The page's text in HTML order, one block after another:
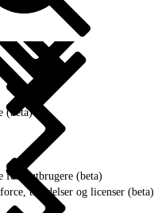
(beta)
for slutbrugere (beta)
tilladelser og licenser (beta)